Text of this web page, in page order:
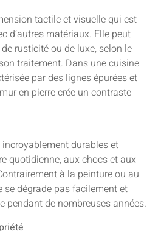
tactile et visuelle qui est
d’autres matériaux. Elle peut
rusticité ou de luxe, selon le
traitement. Dans une cuisine
par des lignes épurées et
en pierre crée un contraste
durables et
quotidienne, aux chocs et aux
à la peinture ou au
se dégrade pas facilement et
pendant de nombreuses années.